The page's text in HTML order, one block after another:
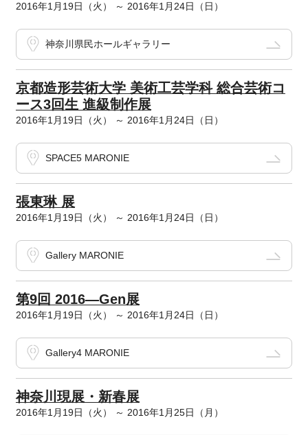
2016年1月19日（火） ～ 2016年1月24日（日）
神奈川県民ホールギャラリー
京都造形芸術大学 美術工芸学科 総合芸術コ
ース3回生 進級制作展
2016年1月19日（火） ～ 2016年1月24日（日）
SPACE5 MARONIE
張東琳 展
2016年1月19日（火） ～ 2016年1月24日（日）
Gallery MARONIE
第9回 2016―Gen展
2016年1月19日（火） ～ 2016年1月24日（日）
Gallery4 MARONIE
神奈川現展・新春展
2016年1月19日（火） ～ 2016年1月25日（月）